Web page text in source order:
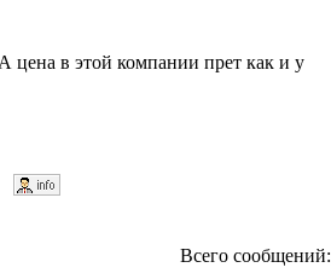
цена в этой компании прет как и у
Всего сообщений: